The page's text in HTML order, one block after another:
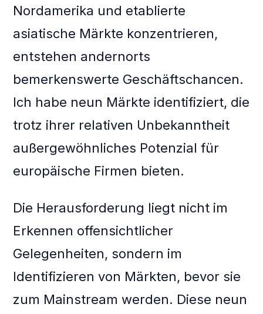
Nordamerika und etablierte
asiatische Märkte konzentrieren,
entstehen andernorts
bemerkenswerte Geschäftschancen.
Ich habe neun Märkte identifiziert, die
trotz ihrer relativen Unbekanntheit
außergewöhnliches Potenzial für
europäische Firmen bieten.
Die Herausforderung liegt nicht im
Erkennen offensichtlicher
Gelegenheiten, sondern im
Identifizieren von Märkten, bevor sie
zum Mainstream werden. Diese neun